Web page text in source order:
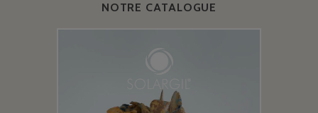
NOTRE CATALOGUE